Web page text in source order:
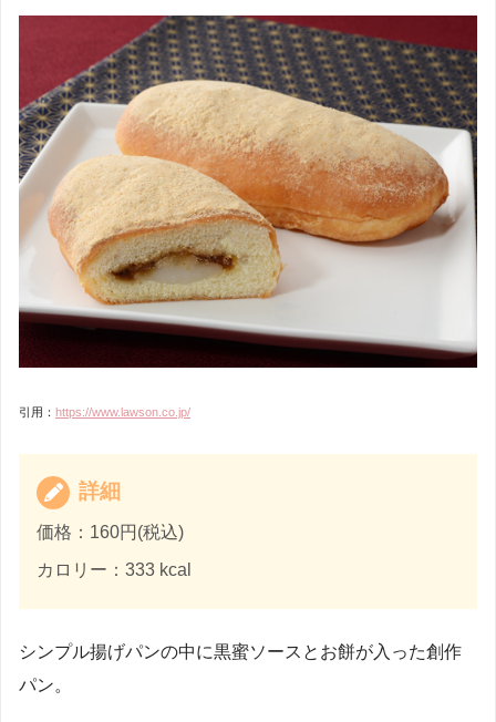
引用： https://www.lawson.co.jp/
詳細
価格：160円(税込)
カロリー：333 kcal
シンプル揚げパンの中に黒蜜ソースとお餅が入った創作
パン。